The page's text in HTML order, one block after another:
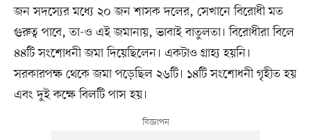
জন সদস্যের মধ্যে ২০ জন শাসক দলের, সেখানে বিরোধী মত
গুরুত্ব পাবে, তা-ও এই জমানায়, ভাবাই বাতুলতা। বিরোধীরা বিলে
৪৪টি সংশোধনী জমা দিয়েছিলেন। একটাও গ্রাহ্য হয়নি।
সরকারপক্ষ থেকে জমা পড়েছিল ২৬টি। ১৪টি সংশোধনী গৃহীত হয়
এবং দুই কক্ষে বিলটি পাস হয়।